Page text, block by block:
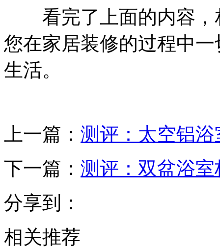
看完了上面的内容，
您在家居装修的过程中
生活。
上一篇： 测评：太空铝
下一篇： 测评：双盆浴
分享到：
相关推荐